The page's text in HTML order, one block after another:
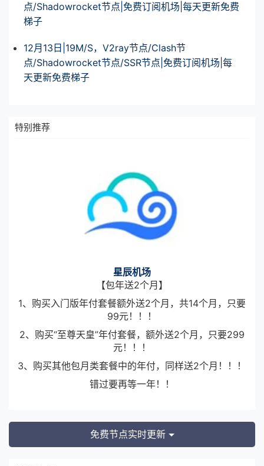
点/Shadowrocket节点|免费订阅机场|每天更新免费
梯子
12月13日|19M/S，V2ray节点/Clash节
点/Shadowrocket节点/SSR节点|免费订阅机场|每
天更新免费梯子
特别推荐
星辰机场
【包年送2个月】
1、购买入门版年付套餐额外送2个月，共14个月，只要
99元！！！
2、购买“至尊天皇”年付套餐，额外送2个月，只要299
元！！！
3、购买其他包月类套餐中的年付，同样送2个月！！！
错过要再等一年！！
免费节点实时更新